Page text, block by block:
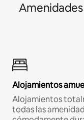
Alojamientos
Alojamientos
todas las